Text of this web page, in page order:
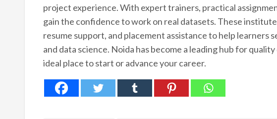
project experience. With expert trainers, practical
gain the confidence to work on real datasets. These
resume support, and placement assistance to help learners
and data science. Noida has become a leading hub for
ideal place to start or advance your career.